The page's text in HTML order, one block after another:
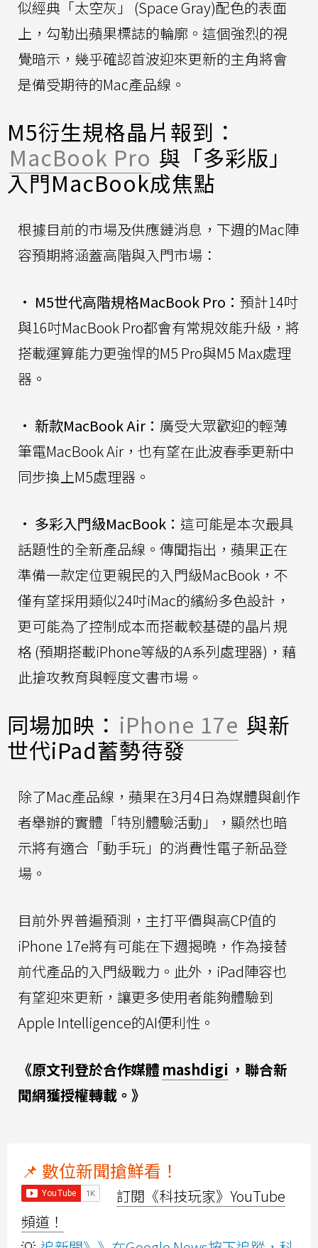
似經典「太空灰」 (Space Gray)配色的表面
上，勾勒出蘋果標誌的輪廓。這個強烈的視
覺暗示，幾乎確認首波迎來更新的主角將會
是備受期待的Mac產品線。
M5衍生規格晶片報到：
MacBook Pro 與「多彩版」
入門MacBook成焦點
根據目前的市場及供應鏈消息，下週的Mac陣
容預期將涵蓋高階與入門市場：
• M5世代高階規格MacBook Pro： 預計14吋
與16吋MacBook Pro都會有常規效能升級，將
搭載運算能力更強悍的M5 Pro與M5 Max處理
器。
• 新款MacBook Air： 廣受大眾歡迎的輕薄
筆電MacBook Air，也有望在此波春季更新中
同步換上M5處理器。
• 多彩入門級MacBook： 這可能是本次最具
話題性的全新產品線。傳聞指出，蘋果正在
準備一款定位更親民的入門級MacBook，不
僅有望採用類似24吋iMac的繽紛多色設計，
更可能為了控制成本而搭載較基礎的晶片規
格 (預期搭載iPhone等級的A系列處理器)，藉
此搶攻教育與輕度文書市場。
同場加映： iPhone 17e 與新
世代iPad蓄勢待發
除了Mac產品線，蘋果在3月4日為媒體與創作
者舉辦的實體「特別體驗活動」，顯然也暗
示將有適合「動手玩」的消費性電子新品登
場。
目前外界普遍預測，主打平價與高CP值的
iPhone 17e將有可能在下週揭曉，作為接替
前代產品的入門級戰力。此外，iPad陣容也
有望迎來更新，讓更多使用者能夠體驗到
Apple Intelligence的AI便利性。
《原文刊登於合作媒體 mashdigi ，聯合新
聞網獲授權轉載。》
📌 數位新聞搶鮮看！
訂閱《科技玩家》YouTube
頻道！